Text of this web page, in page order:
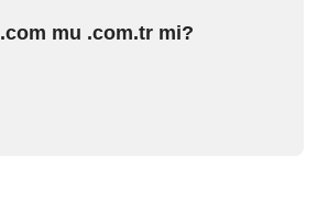
.com mu .com.tr mi?